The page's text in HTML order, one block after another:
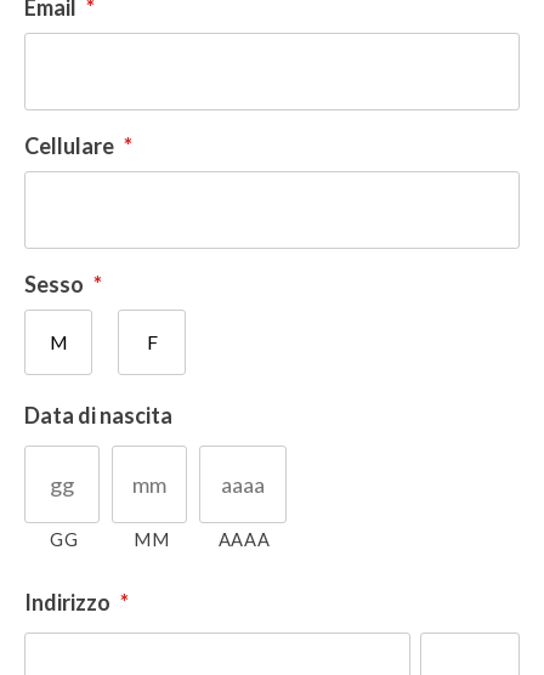
Email *
Cellulare *
Sesso *
M F
Data di nascita
GG MM AAAA
Indirizzo *